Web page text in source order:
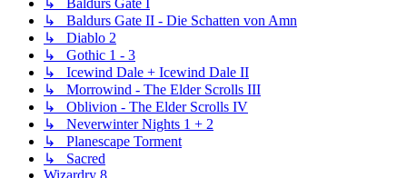
↳ Baldurs Gate I
↳ Baldurs Gate II - Die Schatten von Amn
↳ Diablo 2
↳ Gothic 1 - 3
↳ Icewind Dale + Icewind Dale II
↳ Morrowind - The Elder Scrolls III
↳ Oblivion - The Elder Scrolls IV
↳ Neverwinter Nights 1 + 2
↳ Planescape Torment
↳ Sacred